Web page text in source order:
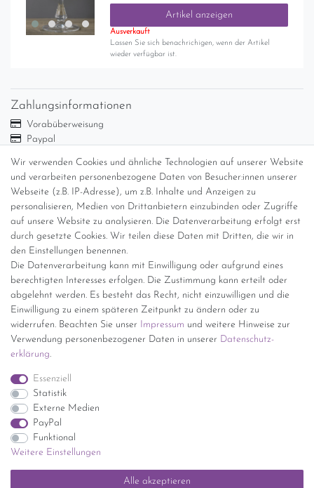
Artikel anzeigen
Ausverkauft
Lassen Sie sich benachrichigen, wenn der Artikel
wieder verfügbar ist.
Wir verwenden Cookies und ähnliche Technologien auf unserer Website
und verarbeiten personenbezogene Daten von Besucher:innen unserer
Webseite (z.B. IP-Adresse), um z.B. Inhalte und Anzeigen zu
personalisieren, Medien von Drittanbietern einzubinden oder Zugriffe
auf unsere Website zu analysieren. Die Datenverarbeitung erfolgt erst
durch gesetzte Cookies. Wir teilen diese Daten mit Dritten, die wir in
den Einstellungen benennen.
Die Datenverarbeitung kann mit Einwilligung oder aufgrund eines
berechtigten Interesses erfolgen. Die Zustimmung kann erteilt oder
abgelehnt werden. Es besteht das Recht, nicht einzuwilligen und die
Einwilligung zu einem späteren Zeitpunkt zu ändern oder zu
widerrufen. Beachten Sie unser Impressum und weitere Hinweise zur
Verwendung personenbezogener Daten in unserer Daten­schutz­
erklärung.
Essenziell
Statistik
Externe Medien
PayPal
Funktional
Weitere Einstellungen
Alle akzeptieren
Zahlungsinformationen
Vorabüberweisung
Paypal
Versandinformationen
Versand per GLS (6,90 Euro) oder DHL (8,49 Euro ) inkl. MwSt.
(innerhalb Deutschlands)
kostenfreie Lieferung ab 150 Euro Warenwert (innerhalb
Deutschlands)
Übersicht Internationale Versandkosten
Wir kaufen an
Sie haben zuviel Porzellan im Schrank? Gerne kaufen wir dieses an.
Einfach unverbindliches Angebot anfordern.
*Endpreis inkl. MwSt. (Dieser Artikel unterliegt gem. § 25a
UStG der Differenzbesteuerung, ein Ausweis der
Mehrwertsteuer auf der Rechnung erfolgt nicht.)
Impressum Daten­schutz­erklärung